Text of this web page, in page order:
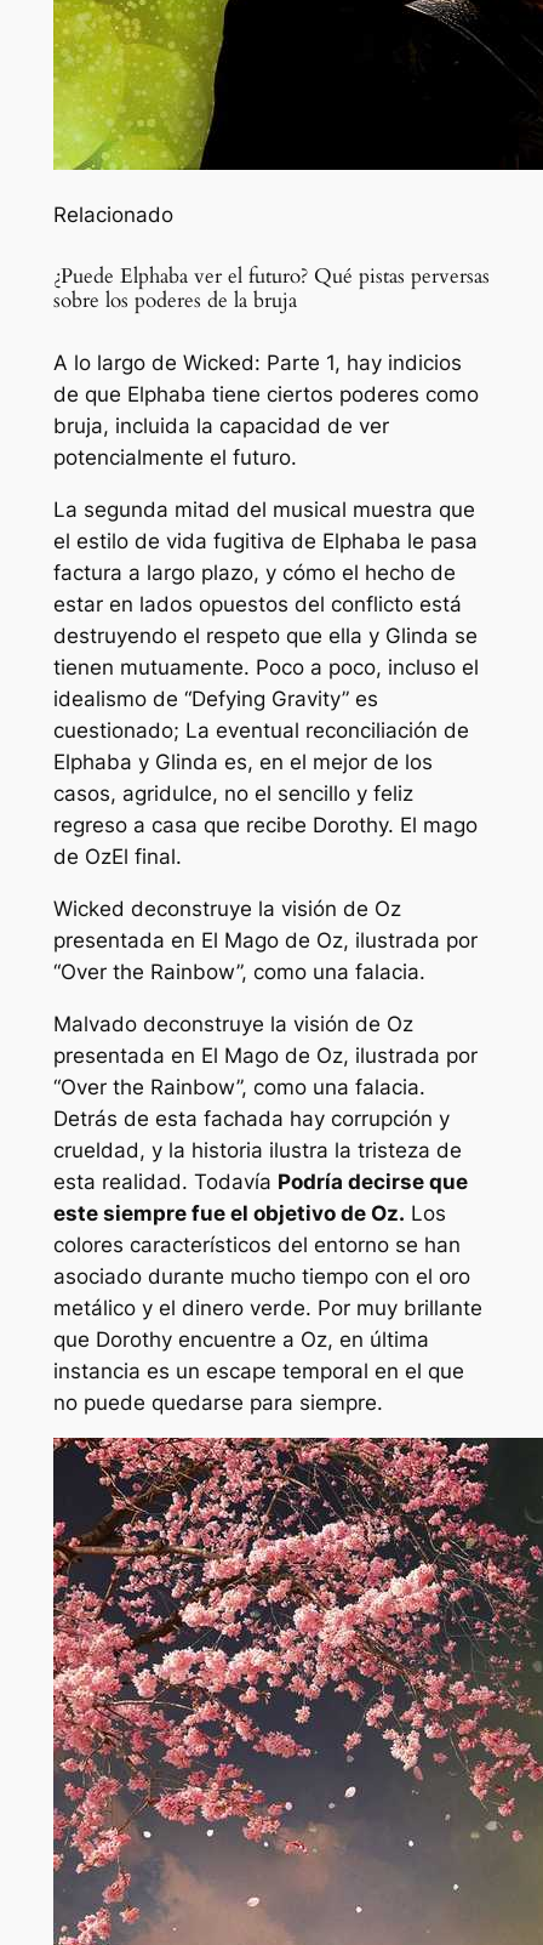
Relacionado
¿Puede Elphaba ver el futuro? Qué pistas perversas
sobre los poderes de la bruja
A lo largo de Wicked: Parte 1, hay indicios
de que Elphaba tiene ciertos poderes como
bruja, incluida la capacidad de ver
potencialmente el futuro.
La segunda mitad del musical muestra que
el estilo de vida fugitiva de Elphaba le pasa
factura a largo plazo, y cómo el hecho de
estar en lados opuestos del conflicto está
destruyendo el respeto que ella y Glinda se
tienen mutuamente. Poco a poco, incluso el
idealismo de “Defying Gravity” es
cuestionado; La eventual reconciliación de
Elphaba y Glinda es, en el mejor de los
casos, agridulce, no el sencillo y feliz
regreso a casa que recibe Dorothy. El mago
de OzEl final.
Wicked deconstruye la visión de Oz
presentada en El Mago de Oz, ilustrada por
“Over the Rainbow”, como una falacia.
Malvadodeconstruye la visión de Oz
presentada en El Mago de Oz, ilustrada por
“Over the Rainbow”, como una falacia.
Detrás de esta fachada hay corrupción y
crueldad, y la historia ilustra la tristeza de
esta realidad. Todavía Podría decirse que
este siempre fue el objetivo de Oz. Los
colores característicos del entorno se han
asociado durante mucho tiempo con el oro
metálico y el dinero verde. Por muy brillante
que Dorothy encuentre a Oz, en última
instancia es un escape temporal en el que
no puede quedarse para siempre.